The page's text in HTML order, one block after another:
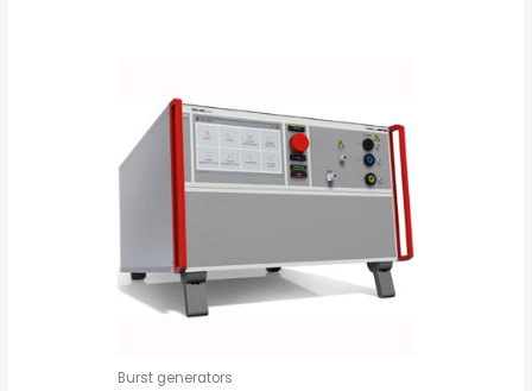
Burst generators